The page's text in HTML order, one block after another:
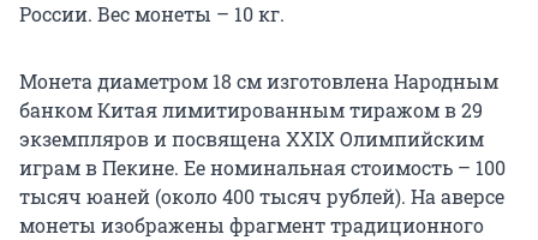
России. Вес монеты – 10 кг.
Монета диаметром 18 см изготовлена Народным
банком Китая лимитированным тиражом в 29
экземпляров и посвящена XXIX Олимпийским
играм в Пекине. Ее номинальная стоимость – 100
тысяч юаней (около 400 тысяч рублей). На аверсе
монеты изображены фрагмент традиционного